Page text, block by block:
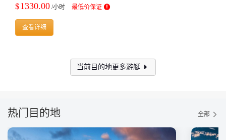
$1330.00 /小时 最低价保证
查看详细
当前目的地更多游艇
热门目的地 全部